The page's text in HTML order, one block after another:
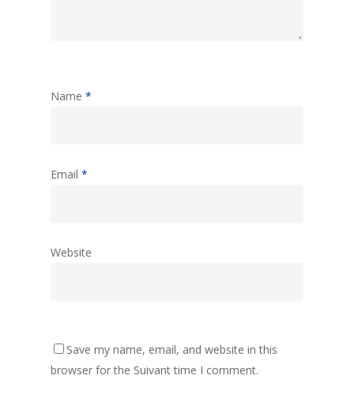
Name *
Email *
Website
Save my name, email, and website in this
browser for the Suivant time I comment.